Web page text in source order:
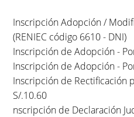
Inscripción Adopción /
(RENIEC código 6610 - DNI)
Inscripción de Adopción -
Inscripción de Adopción -
Inscripción de Rectificación
S/.10.60
nscripción de Declaración